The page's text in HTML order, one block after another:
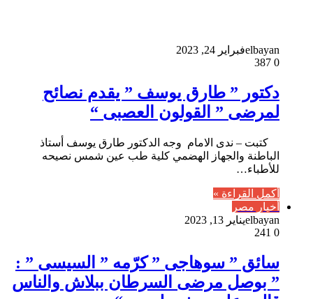
elbayanفبراير 24, 2023
0
دكتور ” طارق يوسف ” يقدم نصائح
لمرضى ” القولون العصبى “
كتبت – ندى الامام وجه الدكتور طارق يوسف أستاذ
الباطنة والجهاز الهضمي كلية طب عين شمس نصيحه
للأطباء…
أكمل القراءة »
أخبار مصر
elbayanيناير 13, 2023
0
سائق ” سوهاجى ” كرّمه ” السيسى ” :
” بوصل مرضى السرطان ببلاش والناس